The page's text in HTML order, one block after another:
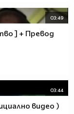
03:49
] + Превод
03:44
видео )